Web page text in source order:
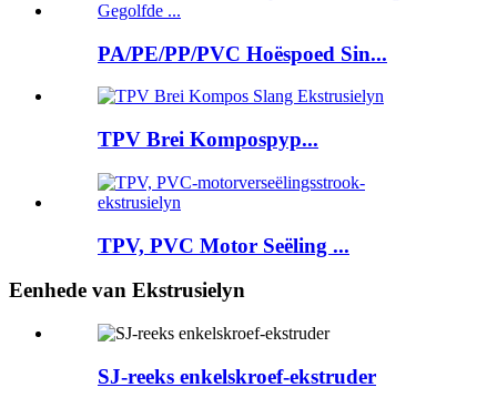
PA/PE/PP/PVC Hoëspoed Sin...
TPV Brei Kompospyp...
TPV, PVC Motor Seëling ...
Eenhede van Ekstrusielyn
SJ-reeks enkelskroef-ekstruder